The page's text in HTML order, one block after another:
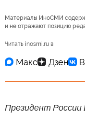
Материалы ИноСМИ
и не отражают позицию
Читать inosmi.ru в
Президент